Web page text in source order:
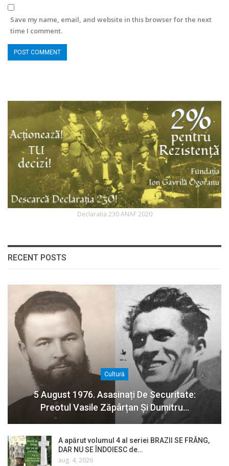
Save my name, email, and website in this browser for the next
time I comment.
Declaratia 230 ANAF 2020
RECENT POSTS
Cultură
5 August 1976. Asasinați De Securitate:
Preotul Vasile Zăpârțan Și Dumitru…
A apărut volumul 4 al seriei BRAZII SE FRÂNG,
DAR NU SE ÎNDOIESC de…
aug. 4, 2026